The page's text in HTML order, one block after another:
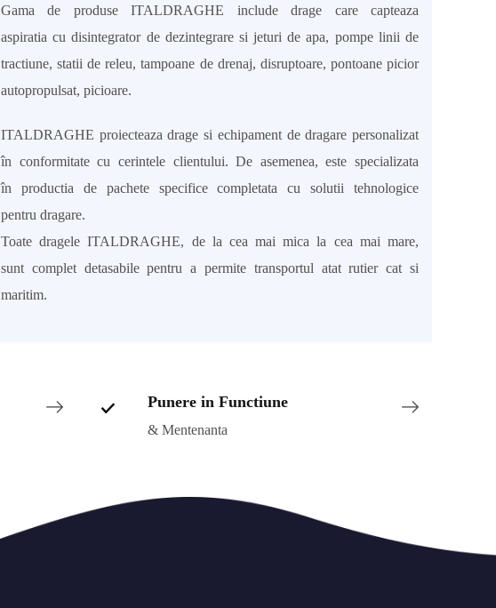
Gama de produse ITALDRAGHE include drage care capteaza
aspiratia cu disintegrator de dezintegrare si jeturi de apa, pompe linii de
tractiune, statii de releu, tampoane de drenaj, disruptoare, pontoane picior
autopropulsat, picioare.
ITALDRAGHE proiecteaza drage si echipament de dragare personalizat
în conformitate cu cerintele clientului. De asemenea, este specializata
în productia de pachete specifice completata cu solutii tehnologice
pentru dragare.
Toate dragele ITALDRAGHE, de la cea mai mica la cea mai mare,
sunt complet detasabile pentru a permite transportul atat rutier cat si
maritim.
Punere in Functiune
& Mentenanta